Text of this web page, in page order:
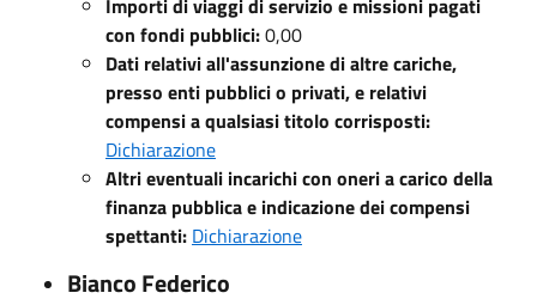
con fondi pubblici:0,00
Dati relativi all'assunzione di altre cariche,
presso enti pubblici o privati, e relativi
compensi a qualsiasi titolo corrisposti:
Dichiarazione
Altri eventuali incarichi con oneri a carico della
finanza pubblica e indicazione dei compensi
spettanti: Dichiarazione
Bianco Federico